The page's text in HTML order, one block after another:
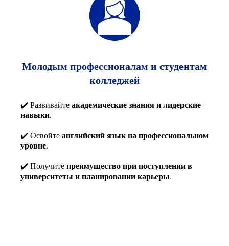
Молодым профессионалам и студентам
колледжей
✔️ Развивайтеакадемические знания и лидерские
навыки.
✔️ Освойтеанглийский язык на профессиональном
уровне.
✔️ Получитепреимущество при поступлении в
университеты и планировании карьеры.